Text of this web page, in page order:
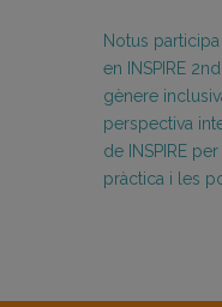
Notus participa
en INSPIRE
gènere
perspectiva
de INSPIRE
pràctica i les